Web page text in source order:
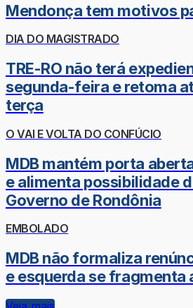
Mendonça tem motivos
DIA DO MAGISTRADO
TRE-RO não terá
segunda-feira e retoma
terça
O VAI E VOLTA DO CONFÚCIO
MDB mantém porta
e alimenta possibilidade
Governo de Rondônia
EMBOLADO
MDB não formaliza
e esquerda se fragmenta